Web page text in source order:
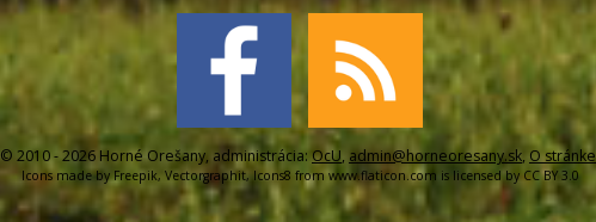
© 2010 - 2026 Horné Orešany, administrácia: OcU, admin@horneoresany.sk, O stránke
Icons made byFreepik, Vectorgraphit, Icons8 from www.flaticon.com is licensed by CC BY 3.0